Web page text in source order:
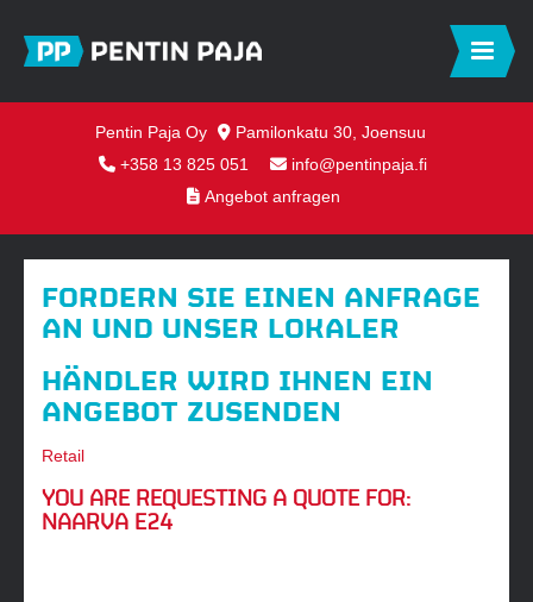
Pentin Paja Oy
Pamilonkatu 30, Joensuu
+358 13 825 051
info@pentinpaja.fi
Angebot anfragen
FORDERN SIE EINEN ANFRAGE
AN UND UNSER LOKALER
HÄNDLER WIRD IHNEN EIN
ANGEBOT ZUSENDEN
Retail
YOU ARE REQUESTING A QUOTE FOR:
NAARVA E24